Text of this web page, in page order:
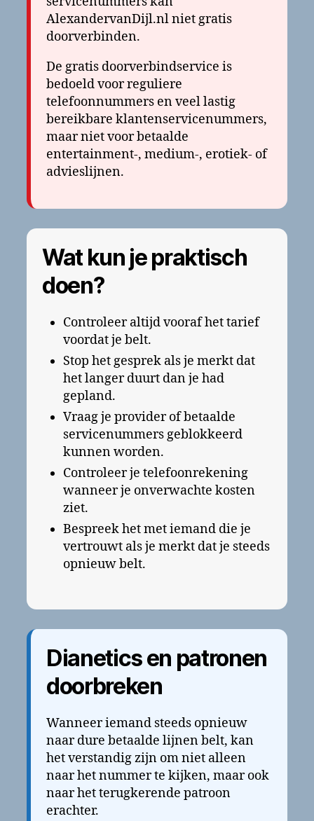
AlexandervanDijl.nl niet gratis
doorverbinden.
De gratis doorverbindservice is
bedoeld voor reguliere
telefoonnummers en veel lastig
bereikbare klantenservicenummers,
maar niet voor betaalde
entertainment-, medium-, erotiek- of
advieslijnen.
Wat kun je praktisch
doen?
Controleer altijd vooraf het tarief
voordat je belt.
Stop het gesprek als je merkt dat
het langer duurt dan je had
gepland.
Vraag je provider of betaalde
servicenummers geblokkeerd
kunnen worden.
Controleer je telefoonrekening
wanneer je onverwachte kosten
ziet.
Bespreek het met iemand die je
vertrouwt als je merkt dat je steeds
opnieuw belt.
Dianetics en patronen
doorbreken
Wanneer iemand steeds opnieuw
naar dure betaalde lijnen belt, kan
het verstandig zijn om niet alleen
naar het nummer te kijken, maar ook
naar het terugkerende patroon
erachter.